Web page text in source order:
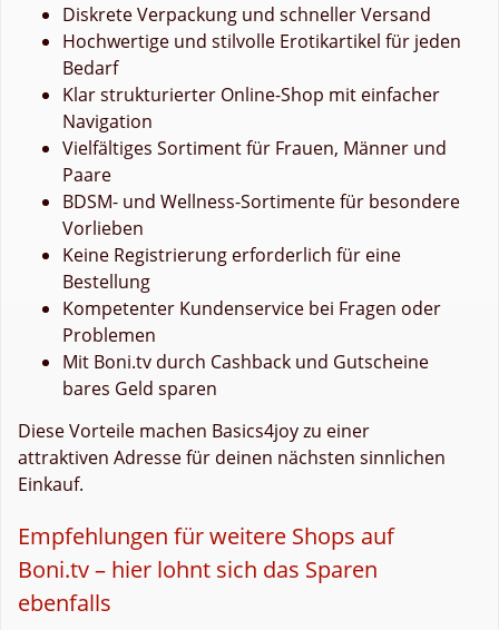
Diskrete Verpackung und schneller Versand
Hochwertige und stilvolle Erotikartikel für jeden
Bedarf
Klar strukturierter Online-Shop mit einfacher
Navigation
Vielfältiges Sortiment für Frauen, Männer und
Paare
BDSM- und Wellness-Sortimente für besondere
Vorlieben
Keine Registrierung erforderlich für eine
Bestellung
Kompetenter Kundenservice bei Fragen oder
Problemen
Mit Boni.tv durch Cashback und Gutscheine
bares Geld sparen
Diese Vorteile machen Basics4joy zu einer
attraktiven Adresse für deinen nächsten sinnlichen
Einkauf.
Empfehlungen für weitere Shops auf
Boni.tv – hier lohnt sich das Sparen
ebenfalls